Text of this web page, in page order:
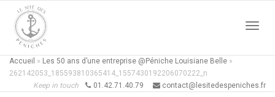
Accueil » Les 50 ans d’une entreprise @Péniche Louisiane Belle »
262142053_185593810365414_1557430192206070222_n
Keep in touch
01.42.71.40.79 contact@lesitedespeniches.fr